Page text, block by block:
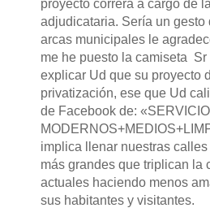
proyecto correrá a cargo de
adjudicataria. Sería un gesto
arcas municipales le
me he puesto la camiseta
explicar Ud que su proyecto
privatización, ese que Ud
de Facebook de:
implica llenar nuestras
más grandes que triplican la
actuales haciendo menos
sus habitantes y visitantes.